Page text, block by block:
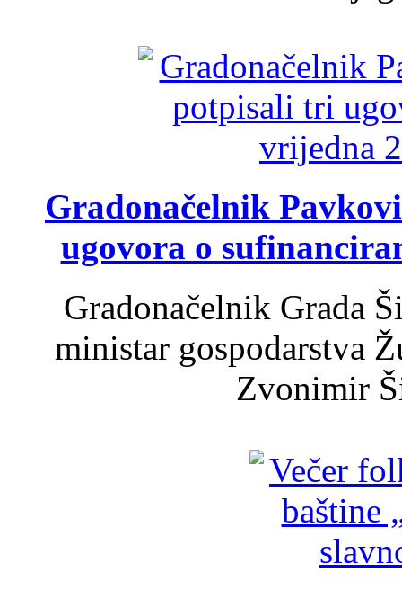
Gradonačelnik
ugovora o
Gradonačelnik Grada
ministar gospodarstva
Zvonimir